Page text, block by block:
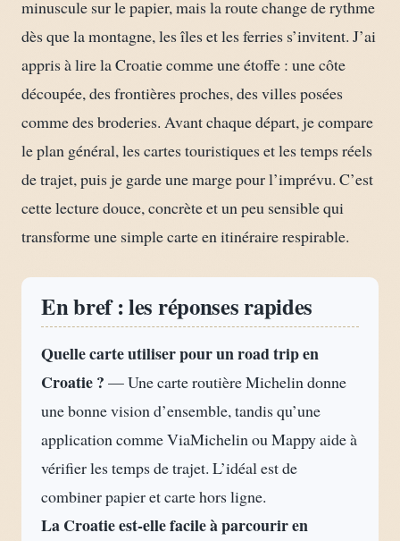
minuscule sur le papier, mais la route change de rythme
dès que la montagne, les îles et les ferries s’invitent. J’ai
appris à lire la Croatie comme une étoffe : une côte
découpée, des frontières proches, des villes posées
comme des broderies. Avant chaque départ, je compare
le plan général, les cartes touristiques et les temps réels
de trajet, puis je garde une marge pour l’imprévu. C’est
cette lecture douce, concrète et un peu sensible qui
transforme une simple carte en itinéraire respirable.
En bref : les réponses rapides
Quelle carte utiliser pour un road trip en
Croatie ? — Une carte routière Michelin donne
une bonne vision d’ensemble, tandis qu’une
application comme ViaMichelin ou Mappy aide à
vérifier les temps de trajet. L’idéal est de
combiner papier et carte hors ligne.
La Croatie est-elle facile à parcourir en